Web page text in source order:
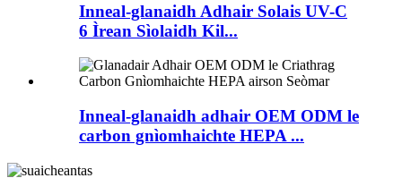
Inneal-glanaidh Adhair Solais UV-C
6 Ìrean Sìolaidh Kil...
Inneal-glanaidh adhair OEM ODM le
carbon gnìomhaichte HEPA ...